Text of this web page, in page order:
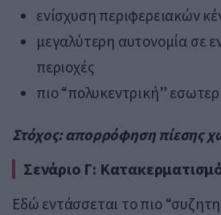
ενίσχυση περιφερειακών
μεγαλύτερη αυτονομία σε
περιοχές
πιο “πολυκεντρική”
Στόχος: απορρόφηση πίεσης
Σενάριο Γ:
Εδώ εντάσσεται το πιο